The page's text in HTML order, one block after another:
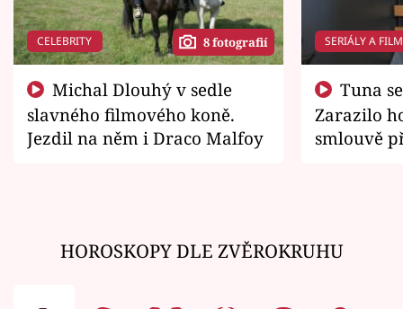
CELEBRITY 8 fotografií
slavného filmového koně.
Jezdil na něm i Draco Malfoy
SERIÁLY A
Zarazilo
smlouvě
HOROSKOPY DLE ZVĚROKRUHU